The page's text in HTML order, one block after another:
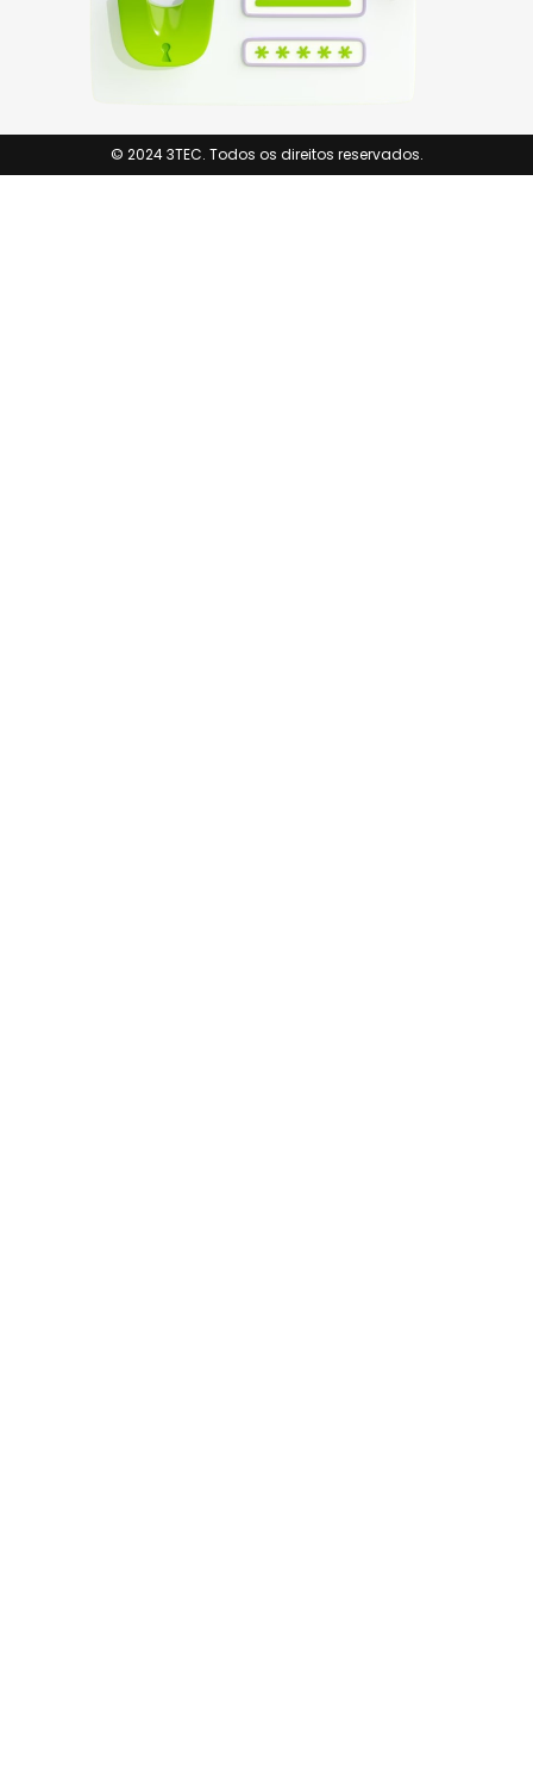
© 2024 3TEC. Todos os direitos reservados.